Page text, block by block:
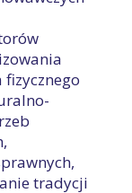
tradycji